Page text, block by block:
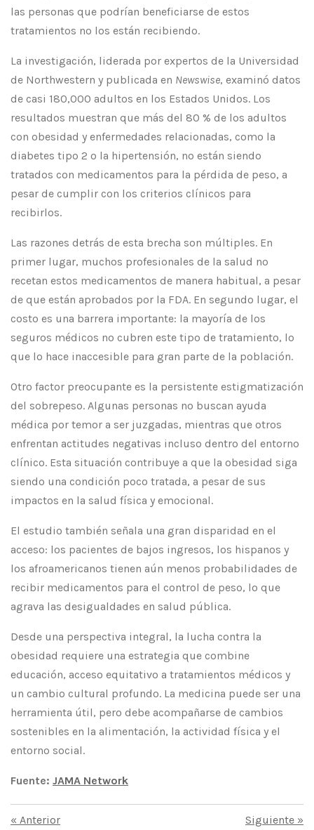
las personas que podrían beneficiarse de estos
tratamientos no los están recibiendo.
La investigación, liderada por expertos de la Universidad
de Northwestern y publicada en Newswise, examinó datos
de casi 180,000 adultos en los Estados Unidos. Los
resultados muestran que más del 80 % de los adultos
con obesidad y enfermedades relacionadas, como la
diabetes tipo 2 o la hipertensión, no están siendo
tratados con medicamentos para la pérdida de peso, a
pesar de cumplir con los criterios clínicos para
recibirlos.
Las razones detrás de esta brecha son múltiples. En
primer lugar, muchos profesionales de la salud no
recetan estos medicamentos de manera habitual, a pesar
de que están aprobados por la FDA. En segundo lugar, el
costo es una barrera importante: la mayoría de los
seguros médicos no cubren este tipo de tratamiento, lo
que lo hace inaccesible para gran parte de la población.
Otro factor preocupante es la persistente estigmatización
del sobrepeso. Algunas personas no buscan ayuda
médica por temor a ser juzgadas, mientras que otros
enfrentan actitudes negativas incluso dentro del entorno
clínico. Esta situación contribuye a que la obesidad siga
siendo una condición poco tratada, a pesar de sus
impactos en la salud física y emocional.
El estudio también señala una gran disparidad en el
acceso: los pacientes de bajos ingresos, los hispanos y
los afroamericanos tienen aún menos probabilidades de
recibir medicamentos para el control de peso, lo que
agrava las desigualdades en salud pública.
Desde una perspectiva integral, la lucha contra la
obesidad requiere una estrategia que combine
educación, acceso equitativo a tratamientos médicos y
un cambio cultural profundo. La medicina puede ser una
herramienta útil, pero debe acompañarse de cambios
sostenibles en la alimentación, la actividad física y el
entorno social.
Fuente: JAMA Network
« Anterior Siguiente »